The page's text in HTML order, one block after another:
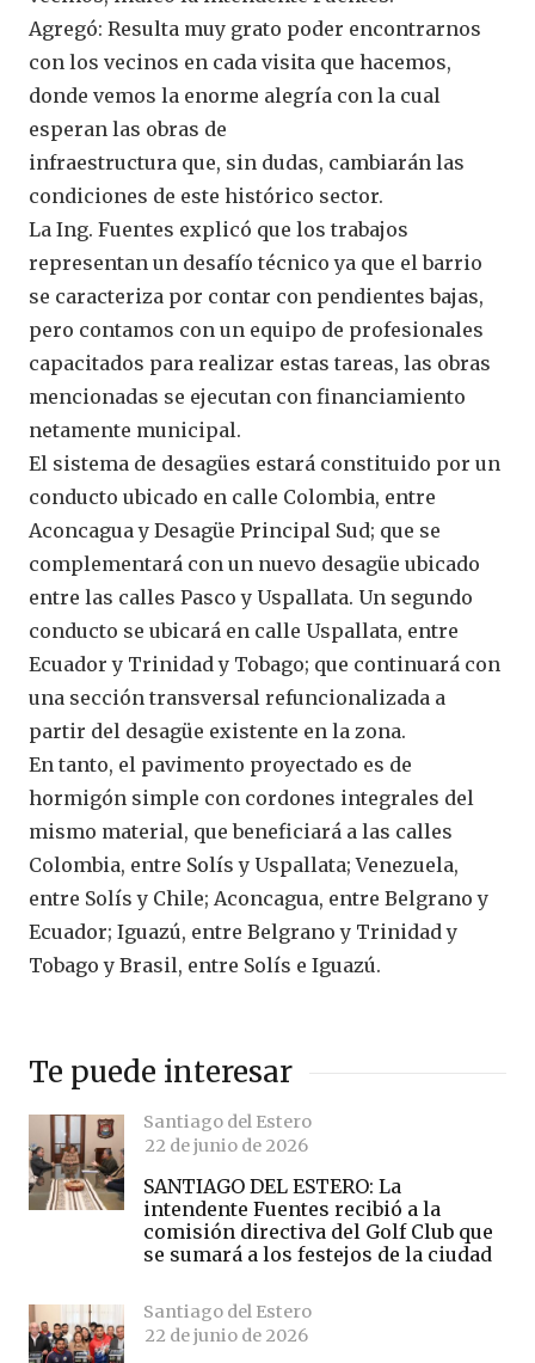
Agregó: Resulta muy grato poder encontrarnos
con los vecinos en cada visita que hacemos,
donde vemos la enorme alegría con la cual
esperan las obras de
infraestructura que, sin dudas, cambiarán las
condiciones de este histórico sector.
La Ing. Fuentes explicó que los trabajos
representan un desafío técnico ya que el barrio
se caracteriza por contar con pendientes bajas,
pero contamos con un equipo de profesionales
capacitados para realizar estas tareas, las obras
mencionadas se ejecutan con financiamiento
netamente municipal.
El sistema de desagües estará constituido por un
conducto ubicado en calle Colombia, entre
Aconcagua y Desagüe Principal Sud; que se
complementará con un nuevo desagüe ubicado
entre las calles Pasco y Uspallata. Un segundo
conducto se ubicará en calle Uspallata, entre
Ecuador y Trinidad y Tobago; que continuará con
una sección transversal refuncionalizada a
partir del desagüe existente en la zona.
En tanto, el pavimento proyectado es de
hormigón simple con cordones integrales del
mismo material, que beneficiará a las calles
Colombia, entre Solís y Uspallata; Venezuela,
entre Solís y Chile; Aconcagua, entre Belgrano y
Ecuador; Iguazú, entre Belgrano y Trinidad y
Tobago y Brasil, entre Solís e Iguazú.
Te puede interesar
Santiago del Estero
22 de junio de 2026
SANTIAGO DEL ESTERO: La
intendente Fuentes recibió a la
comisión directiva del Golf Club que
se sumará a los festejos de la ciudad
Santiago del Estero
22 de junio de 2026